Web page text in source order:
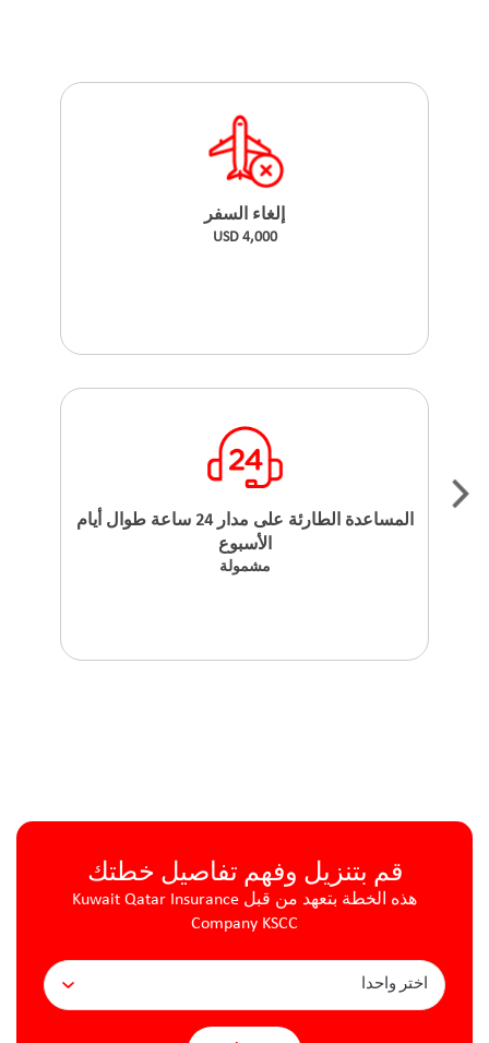
إلغاء السفر
USD 4,000
المساعدة الطارئة على مدار 24 ساعة طوال أيام
الأسبوع
مشمولة
قم بتنزيل وفهم تفاصيل خطتك
هذه الخطة بتعهد من قبل Kuwait Qatar Insurance
Company KSCC